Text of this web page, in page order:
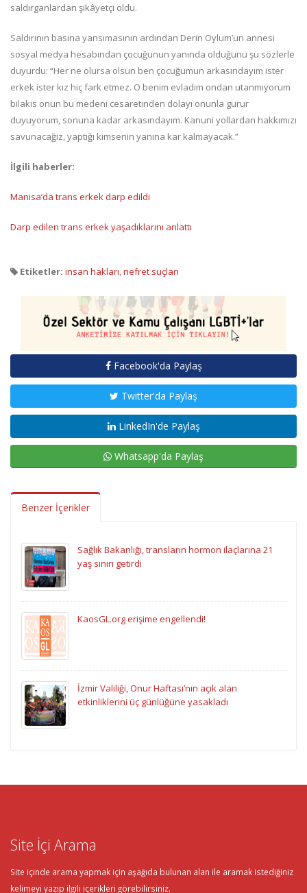
saldırganlardan şikâyetçi oldu.
Saldırının basına yansımasının ardından Derin Oylum’un annesi
sosyal medya hesabından çocuğunun yanında olduğunu şu sözlerle
duyurdu: “Her ne olursa olsun ben çocuğumun arkasındayım ister
erkek ister kız hiç fark etmez. O benim evladım ondan utanmıyorum
bilakis onun bu medeni cesaretinden dolayı onunla gurur
duyuyorum, sonuna kadar arkasındayım. Kanuni yollardan hakkımızı
savunacağız, yaptığı kimsenin yanına kar kalmayacak.”
İlgili haberler:
Manisa’da trans erkek darp edildi
Darp edilen trans erkek yaşadıklarını anlattı
Etiketler: insan hakları nefret suçları
Facebook'da Paylaş
Twitter'da Paylaş
LinkedIn'de Paylaş
Whatsapp'da Paylaş
Benzer İçerikler
Sağlık Bakanlığı, transların hormon ilaçlarına 21
yaş sınırı getirdi
KaosGL.org erişime engellendi!
İzmir Valiliği, Onur Haftası’nın açık alan
etkinliklerini üç günlüğüne yasakladı
Site İçi Arama
Site içinde arama yapmak için aşağıda bulunan alan ile aramak istediğiniz
kelimeyi yazıp ilgili içerikleri görebilirsiniz.